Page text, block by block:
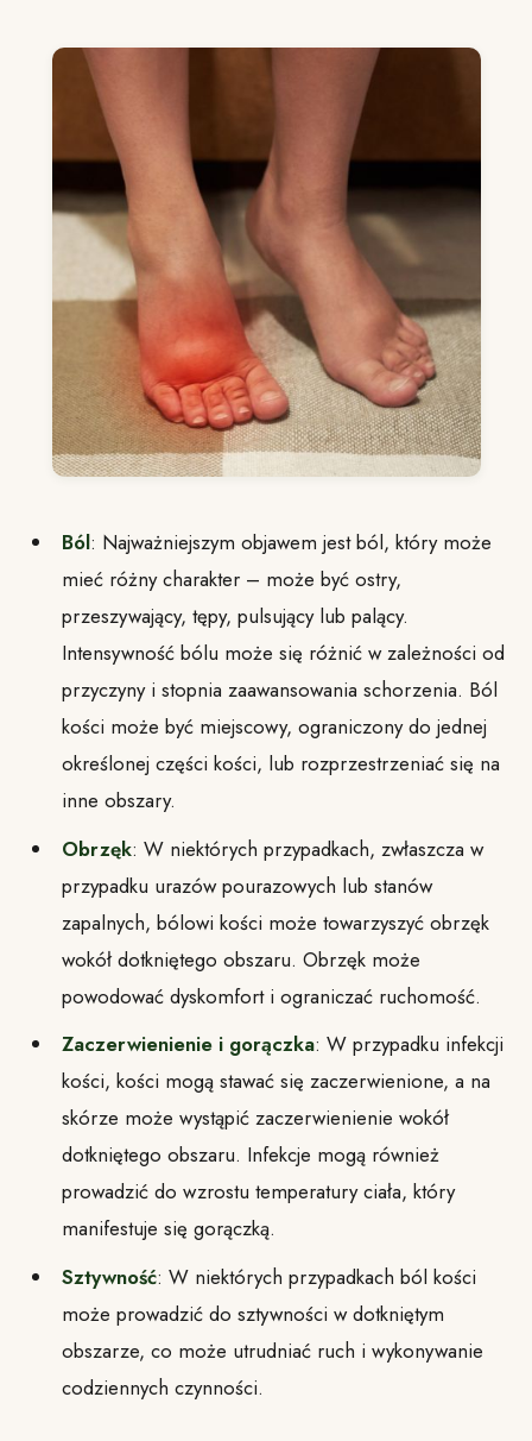
Ból: Najważniejszym objawem jest ból, który może
mieć różny charakter – może być ostry,
przeszywający, tępy, pulsujący lub palący.
Intensywność bólu może się różnić w zależności od
przyczyny i stopnia zaawansowania schorzenia. Ból
kości może być miejscowy, ograniczony do jednej
określonej części kości, lub rozprzestrzeniać się na
inne obszary.
Obrzęk: W niektórych przypadkach, zwłaszcza w
przypadku urazów pourazowych lub stanów
zapalnych, bólowi kości może towarzyszyć obrzęk
wokół dotkniętego obszaru. Obrzęk może
powodować dyskomfort i ograniczać ruchomość.
Zaczerwienienie i gorączka: W przypadku infekcji
kości, kości mogą stawać się zaczerwienione, a na
skórze może wystąpić zaczerwienienie wokół
dotkniętego obszaru. Infekcje mogą również
prowadzić do wzrostu temperatury ciała, który
manifestuje się gorączką.
Sztywność: W niektórych przypadkach ból kości
może prowadzić do sztywności w dotkniętym
obszarze, co może utrudniać ruch i wykonywanie
codziennych czynności.